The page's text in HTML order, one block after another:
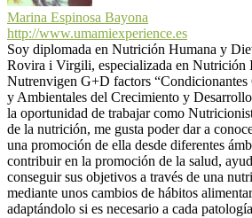
Marina Espinosa Bayona
http://www.umamiexperience.es
Soy diplomada en Nutrición Humana y
Rovira i Virgili, especializada en Nutrición
Nutrenvigen G+D factors
y Ambientales del Crecimiento y
la oportunidad de trabajar como
de la nutrición, me gusta poder dar a
una promoción de ella desde diferentes
contribuir en la promoción de la salud,
conseguir sus objetivos a través de una
mediante unos cambios de hábitos
adaptándolo si es necesario a cada